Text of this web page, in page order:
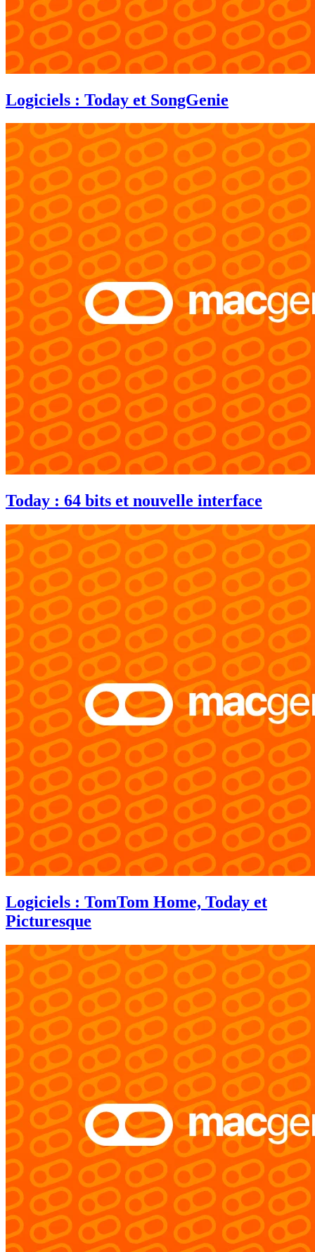
Logiciels : Today et SongGenie
Today : 64 bits et nouvelle interface
Logiciels : TomTom Home, Today et
Picturesque